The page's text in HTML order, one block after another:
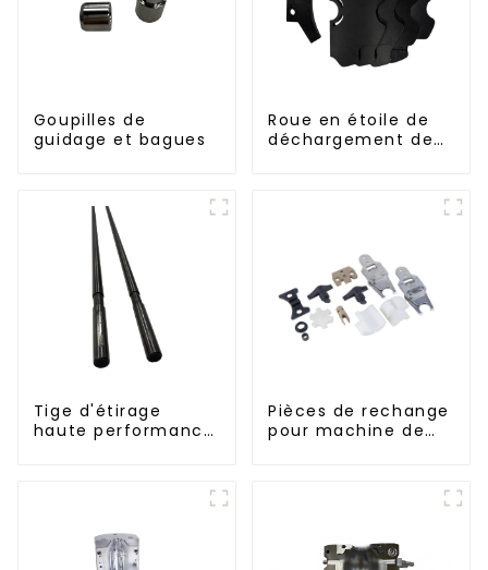
Goupilles de
guidage et bagues
Roue en étoile de
déchargement de
Tige d'étirage
haute performance
Pièces de rechange
pour machine de